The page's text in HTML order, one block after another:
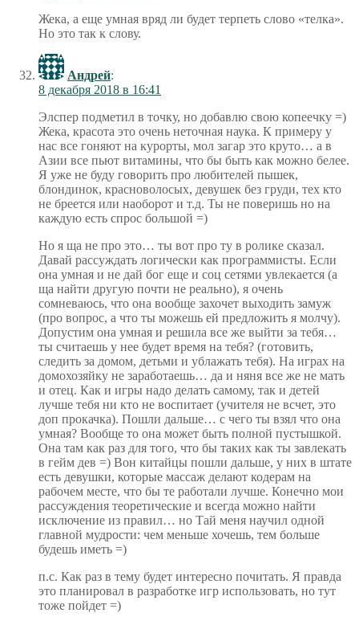
Жека, а еще умная вряд ли будет терпеть слово «телка».
Но это так к слову.
Андрей:
8 декабря 2018 в 16:41
Элспер подметил в точку, но добавлю свою копеечку =)
Жека, красота это очень неточная наука. К примеру у
нас все гоняют на курорты, мол загар это круто… а в
Азии все пьют витамины, что бы быть как можно белее.
Я уже не буду говорить про любителей пышек,
блондинок, красноволосых, девушек без груди, тех кто
не бреется или наоборот и т.д. Ты не поверишь но на
каждую есть спрос большой =)
Но я ща не про это… ты вот про ту в ролике сказал.
Давай рассуждать логически как программисты. Если
она умная и не дай бог еще и соц сетями увлекается (а
ща найти другую почти не реально), я очень
сомневаюсь, что она вообще захочет выходить замуж
(про вопрос, а что ты можешь ей предложить я молчу).
Допустим она умная и решила все же выйти за тебя…
ты считаешь у нее будет время на тебя? (готовить,
следить за домом, детьми и ублажать тебя). На играх на
домохозяйку не заработаешь… да и няня все же не мать
и отец. Как и игры надо делать самому, так и детей
лучше тебя ни кто не воспитает (учителя не всчет, это
доп прокачка). Пошли дальше… с чего ты взял что она
умная? Вообще то она может быть полной пустышкой.
Она там как раз для того, что бы таких как ты завлекать
в гейм дев =) Вон китайцы пошли дальше, у них в штате
есть девушки, которые массаж делают кодерам на
рабочем месте, что бы те работали лучше. Конечно мои
рассуждения теоретические и всегда можно найти
исключение из правил… но Тай меня научил одной
главной мудрости: чем меньше хочешь, тем больше
будешь иметь =)
п.с. Как раз в тему будет интересно почитать. Я правда
это планировал в разработке игр использовать, но тут
тоже пойдет =)